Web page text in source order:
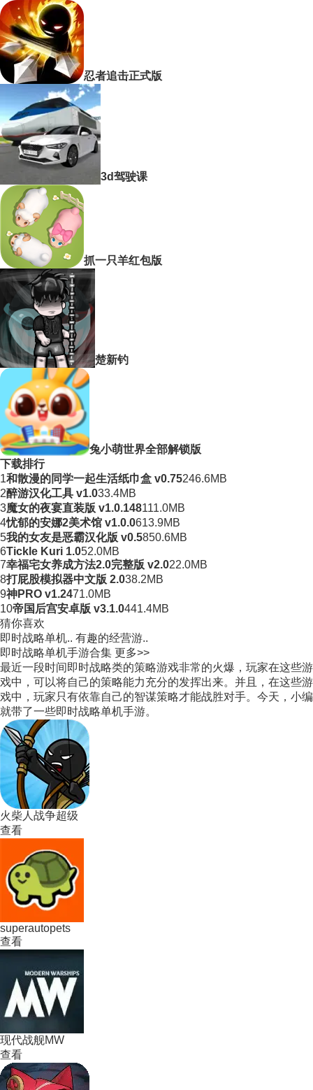
忍者追击正式版
3d驾驶课
抓一只羊红包版
楚新钓
兔小萌世界全部解锁版
下载排行
1和散漫的同学一起生活纸巾盒 v0.75246.6MB
2醉游汉化工具 v1.033.4MB
3魔女的夜宴直装版 v1.0.148111.0MB
4忧郁的安娜2美术馆 v1.0.0613.9MB
5我的女友是恶霸汉化版 v0.5850.6MB
6Tickle Kuri 1.052.0MB
7幸福宅女养成方法2.0完整版 v2.022.0MB
8打屁股模拟器中文版 2.038.2MB
9神PRO v1.2471.0MB
10帝国后宫安卓版 v3.1.0441.4MB
猜你喜欢
即时战略单机.. 有趣的经营游..
即时战略单机手游合集 更多>>
最近一段时间即时战略类的策略游戏非常的火爆，玩家在这些游
戏中，可以将自己的策略能力充分的发挥出来。并且，在这些游
戏中，玩家只有依靠自己的智谋策略才能战胜对手。今天，小编
就带了一些即时战略单机手游。
火柴人战争超级
查看
superautopets
查看
现代战舰MW
查看